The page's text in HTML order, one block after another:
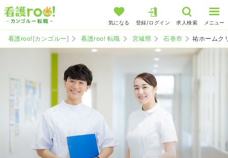
気になる 登録/ログイン 求人検索 メニュー
看護roo![カンゴルー] 看護roo! 転職 宮城県 石巻市 祐ホームク